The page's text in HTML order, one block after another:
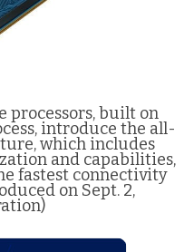
processors, built on
introduce the all-
which includes
and capabilities,
fastest connectivity
on Sept. 2,